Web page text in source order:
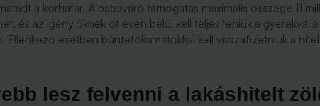
a korhatár. A babaváró támogatás maximális összege 11
és az igénylőknek öt éven belül kell teljesíteniük a
Ellenkező esetben büntetőkamatokkal kell visszafizetniük a
lesz felvenni a lakáshitelt